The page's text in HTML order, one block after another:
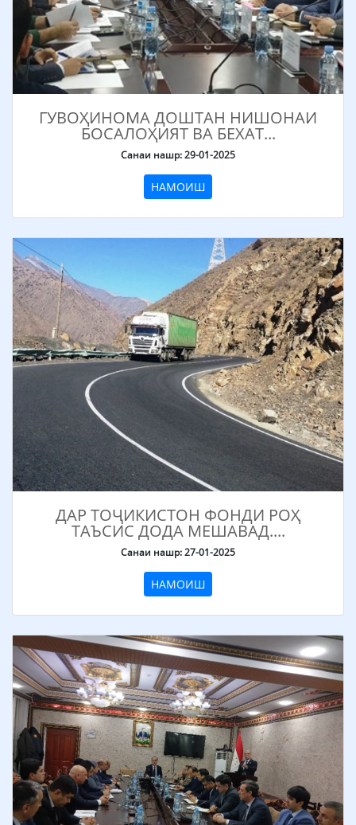
ГУВОҲИНОМА ДОШТАН НИШОНАИ
БОСАЛОҲИЯТ ВА БЕХАТ...
Санаи нашр: 29-01-2025
НАМОИШ
ДАР ТОҶИКИСТОН ФОНДИ РОҲ
ТАЪСИС ДОДА МЕШАВАД....
Санаи нашр: 27-01-2025
НАМОИШ